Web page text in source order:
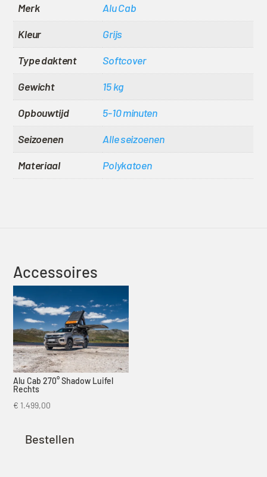
Merk
Alu Cab
Kleur
Grijs
Type daktent
Softcover
Gewicht
15 kg
Opbouwtijd
5-10 minuten
Seizoenen
Alle seizoenen
Materiaal
Polykatoen
Accessoires
Alu Cab 270° Shadow Luifel
Rechts
€ 1.499,00
Bestellen